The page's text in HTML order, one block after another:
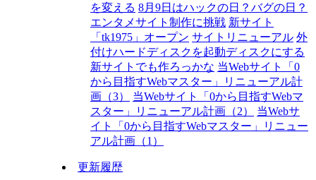
を変える 8月9日はハックの日？バグの日？
エンタメサイト制作に挑戦 新サイト
「tk1975」オープン サイトリニューアル 外
付けハードディスクを起動ディスクにする
新サイトでも作ろっかな 当Webサイト「0
から目指すWebマスター」リニューアル計
画（3）
当Webサイト「0から目指すWebマ
スター」リニューアル計画（2）
当Webサ
イト「0から目指すWebマスター」リニュー
アル計画（1）
更新履歴